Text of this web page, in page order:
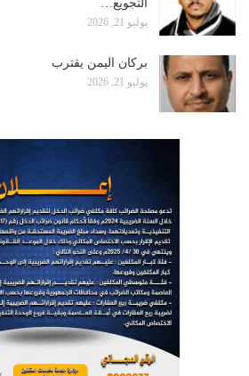
التجويع…
يوليو 21, 2026
بركان اليمن يقترب
يوليو 21, 2026